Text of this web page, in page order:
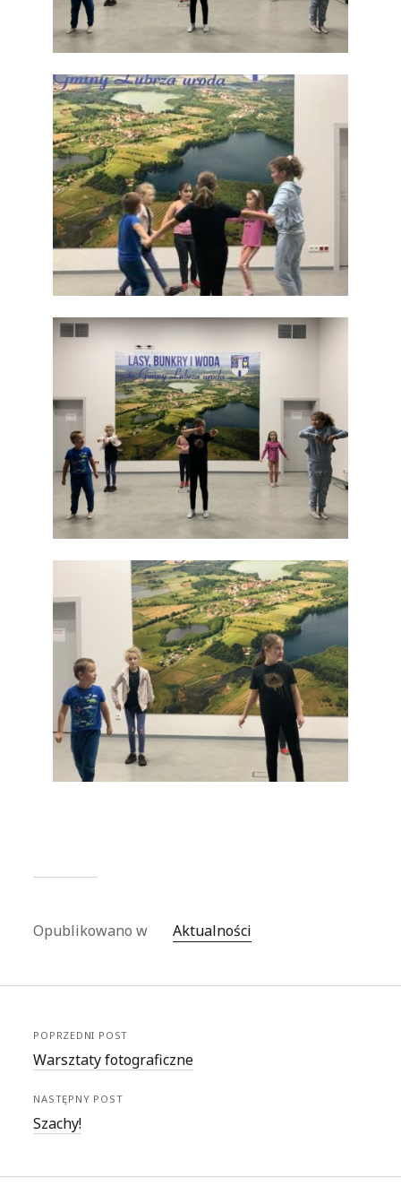
Opublikowano w Aktualności
POPRZEDNI POST
Warsztaty fotograficzne
NASTĘPNY POST
Szachy!